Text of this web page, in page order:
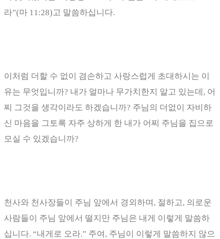
라”(마 11:28)고 말씀하십니다.
이처럼 더할 수 없이 겸손하고 사랑스럽게 초대하시는 이
유는 무엇입니까? 내가 얼마나 무가치한지 알고 있는데 , 어
찌 그것을 생각이라도 하겠습니까? 주님의 더없이 자비하
신 마음을 그토록 자주 상하게 한 내가 어찌 주님을 집으로
모실 수 있겠습니까?
천사와 천사장들이 주님 앞에서 경외하며, 절하고, 의로운
사람들이 주님 앞에서 떨지만 주님은 내게 이렇게 말씀하
십니다. “내게로 오라.” 주여 , 주님이 이렇게 말씀하지 않으